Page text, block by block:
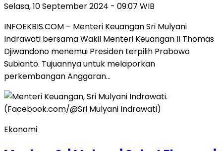
Selasa, 10 September 2024 - 09:07 WIB
INFOEKBIS.COM – Menteri Keuangan Sri Mulyani
Indrawati bersama Wakil Menteri Keuangan II Thomas
Djiwandono menemui Presiden terpilih Prabowo
Subianto. Tujuannya untuk melaporkan
perkembangan Anggaran…
Ekonomi